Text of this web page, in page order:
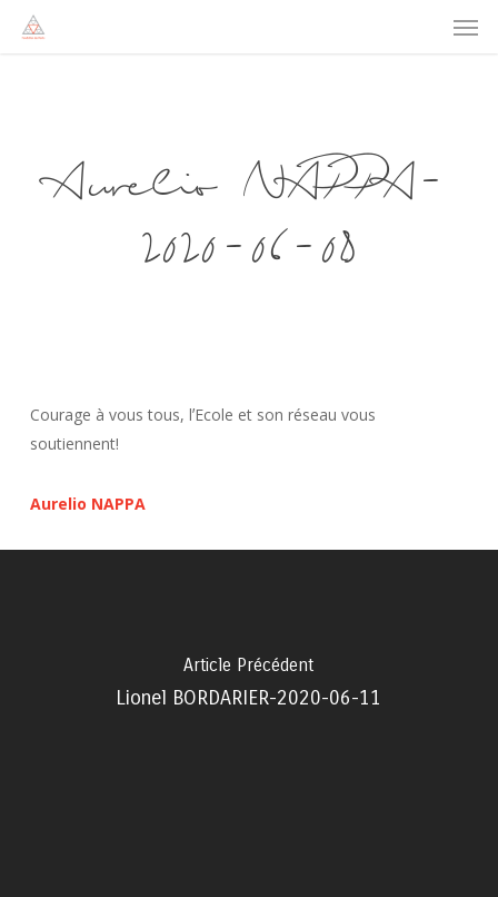
Aurelio NAPPA-
2020-06-08
Courage à vous tous, lʼEcole et son réseau vous
soutiennent!
Aurelio NAPPA
Article Précédent
Lionel BORDARIER-2020-06-11